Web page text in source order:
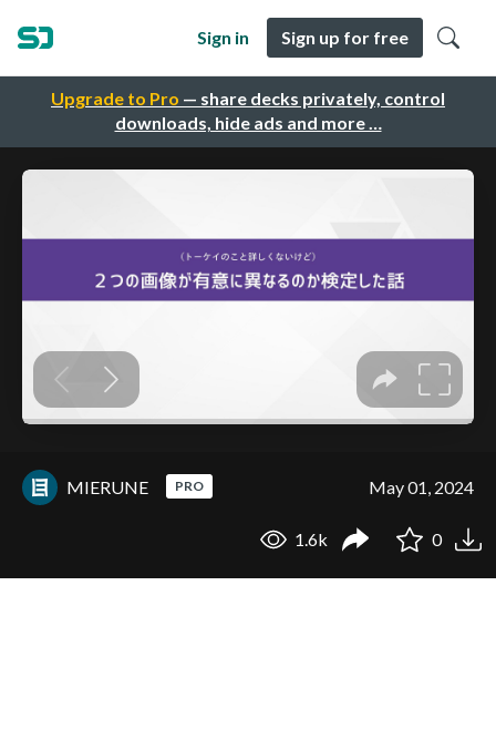
Upgrade to Pro — share decks privately, control
downloads, hide ads and more …
Sign in Sign up for free
MIERUNE PRO May 01, 2024
1.6k 0